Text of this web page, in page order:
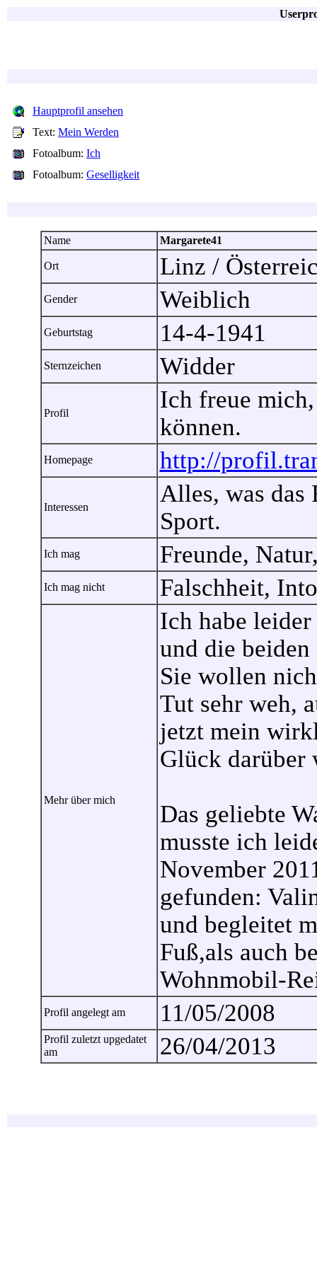
Hauptprofil ansehen
Text: Mein Werden
Fotoalbum: Ich
Fotoalbum: Geselligkeit
Name Margarete41
Ort Linz /
Gender Weiblich
Geburtstag 14-4-1941
Sternzeichen Widder
Profil
Ich freue
können.
Homepage http://
Interessen
Alles, was
Sport.
Ich mag Freunde,
Ich mag nicht Falschheit,
Mehr über mich
Ich habe
und die beiden
Sie wollen
Tut sehr weh,
jetzt mein
Glück darüber
Das geliebte
musste ich
November
gefunden:
und begleitet
Fuß,als auch
Wohnmobil-
Profil angelegt am 11/05/2008
Profil zuletzt upgedatet
am
26/04/2013